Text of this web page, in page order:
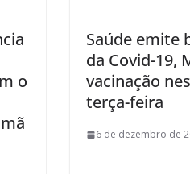
o
Saúde emite
da Covid-19,
vacinação
terça-feira
6 de dezembro de